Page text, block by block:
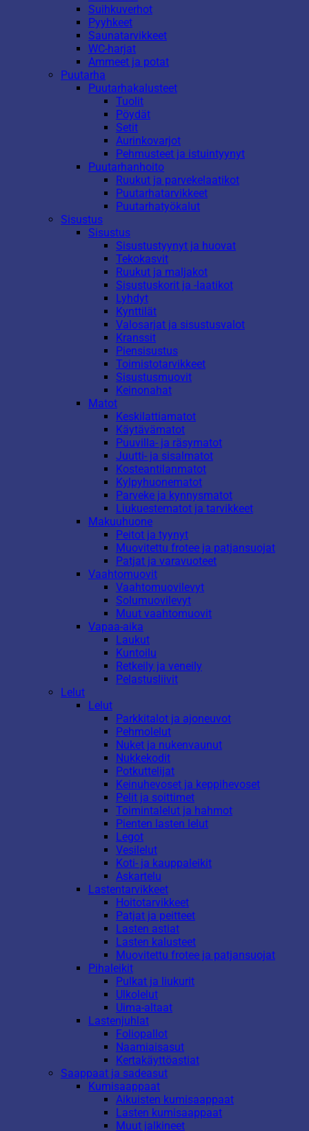
Suihkuverhot
Pyyhkeet
Saunatarvikkeet
WC-harjat
Ammeet ja potat
Puutarha
Puutarhakalusteet
Tuolit
Pöydät
Setit
Aurinkovarjot
Pehmusteet ja istuintyynyt
Puutarhanhoito
Ruukut ja parvekelaatikot
Puutarhatarvikkeet
Puutarhatyökalut
Sisustus
Sisustus
Sisustustyynyt ja huovat
Tekokasvit
Ruukut ja maljakot
Sisustuskorit ja -laatikot
Lyhdyt
Kynttilät
Valosarjat ja sisustusvalot
Kranssit
Piensisustus
Toimistotarvikkeet
Sisustusmuovit
Keinonahat
Matot
Keskilattiamatot
Käytävämatot
Puuvilla- ja räsymatot
Juutti- ja sisalmatot
Kosteantilanmatot
Kylpyhuonematot
Parveke ja kynnysmatot
Liukuestematot ja tarvikkeet
Makuuhuone
Peitot ja tyynyt
Muovitettu frotee ja patjansuojat
Patjat ja varavuoteet
Vaahtomuovit
Vaahtomuovilevyt
Solumuovilevyt
Muut vaahtomuovit
Vapaa-aika
Laukut
Kuntoilu
Retkeily ja veneily
Pelastusliivit
Lelut
Lelut
Parkkitalot ja ajoneuvot
Pehmolelut
Nuket ja nukenvaunut
Nukkekodit
Potkuttelijat
Keinuhevoset ja keppihevoset
Pelit ja soittimet
Toimintalelut ja hahmot
Pienten lasten lelut
Legot
Vesilelut
Koti- ja kauppaleikit
Askartelu
Lastentarvikkeet
Hoitotarvikkeet
Patjat ja peitteet
Lasten astiat
Lasten kalusteet
Muovitettu frotee ja patjansuojat
Pihaleikit
Pulkat ja liukurit
Ulkolelut
Uima-altaat
Lastenjuhlat
Foliopallot
Naamiaisasut
Kertakäyttöastiat
Saappaat ja sadeasut
Kumisaappaat
Aikuisten kumisaappaat
Lasten kumisaappaat
Muut jalkineet